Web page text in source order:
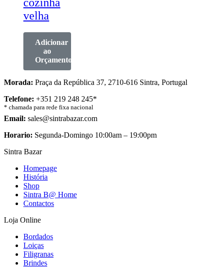
velha
Adicionar
ao
Orçamento
Morada: Praça da República 37, 2710-616 Sintra, Portugal
Telefone: +351 219 248 245*
* chamada para rede fixa nacional
Email: sales@sintrabazar.com
Horario: Segunda-Domingo 10:00am – 19:00pm
Sintra Bazar
Homepage
História
Shop
Sintra B@ Home
Contactos
Loja Online
Bordados
Loiças
Filigranas
Brindes